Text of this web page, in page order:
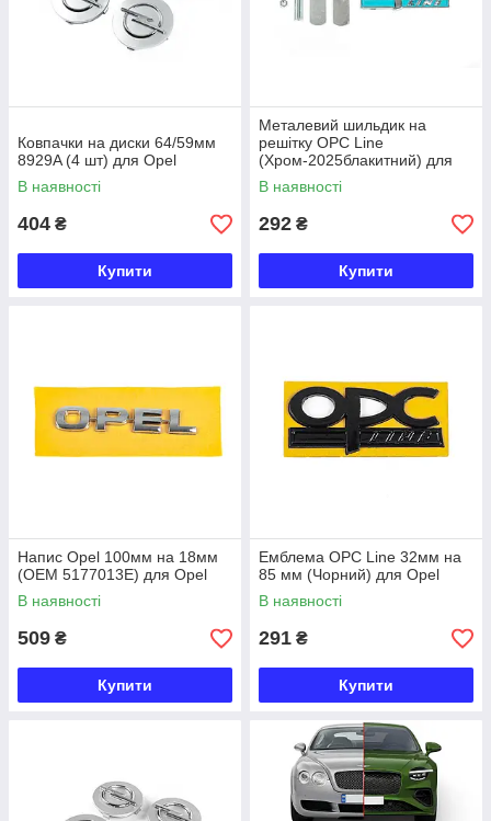
Ковпачки на диски 64/59мм
8929A (4 шт) для Opel
В наявності
404 ₴
Купити
Металевий шильдик на
решітку OPC Line
(Хром-2025блакитний) для
Opel
В наявності
292 ₴
Купити
Напис Opel 100мм на 18мм
(OEM 5177013E) для Opel
В наявності
509 ₴
Купити
Емблема OPC Line 32мм на
85 мм (Чорний) для Opel
В наявності
291 ₴
Купити